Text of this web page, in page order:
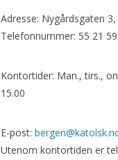
Adresse: Nygårdsgaten
Telefonnummer: 55 21
Kontortider: Man., tirs.,
15.00
E-post:
Utenom kontortiden er